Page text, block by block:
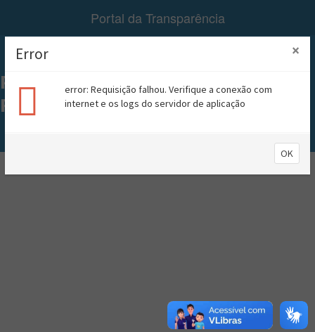
Portal da Transparência
Menu
PREFEITURA MUNICIPAL DE
RIACHÃO
×
Error
error: Requisição falhou. Verifique a conexão com
internet e os logs do servidor de aplicação
OK